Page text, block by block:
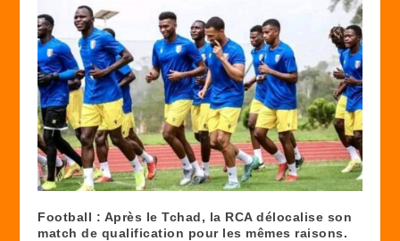
Football : Après le Tchad, la RCA délocalise son
match de qualification pour les mêmes raisons.